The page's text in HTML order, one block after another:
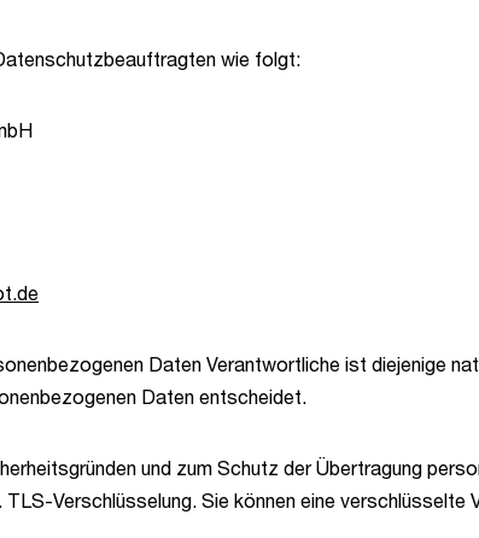
wie folgt:
Daten Verantwortliche ist diejenige
Daten entscheidet.
und zum Schutz der Übertragung
Verschlüsselung. Sie können eine